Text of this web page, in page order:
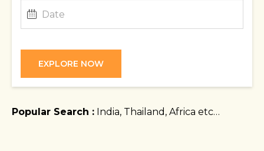
EXPLORE NOW
Popular Search : India, Thailand, Africa etc…